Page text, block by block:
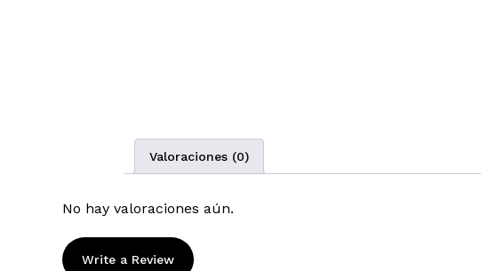
Valoraciones (0)
No hay valoraciones aún.
Write a Review